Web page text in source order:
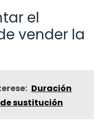
el
vender la
Duración
sustitución